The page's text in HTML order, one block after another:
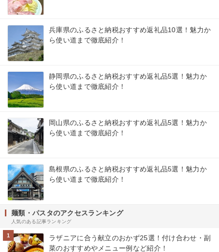
兵庫県のふるさと納税おすすめ返礼品10選！魅力か
ら使い道まで徹底紹介！
静岡県のふるさと納税おすすめ返礼品5選！魅力か
ら使い道まで徹底紹介！
岡山県のふるさと納税おすすめ返礼品5選！魅力か
ら使い道まで徹底紹介！
島根県のふるさと納税おすすめ返礼品5選！魅力か
ら使い道まで徹底紹介！
麺類・パスタのアクセスランキング
人気のある記事ランキング
1
ラザニアに合う献立のおかず25選！付け合わせ・副
菜のおすすめやメニュー例など紹介！